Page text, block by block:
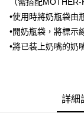
易，需依本服務之必
權轉讓予恩沛科技股
２．關於個人資料處
３．未成年的使用者
時審查核予不同之上
請求用戶進行身份認
５．嚴禁一人註冊多
•使用時將奶瓶袋由
•開奶瓶袋，將標示
•將已装上奶嘴的奶
詳細